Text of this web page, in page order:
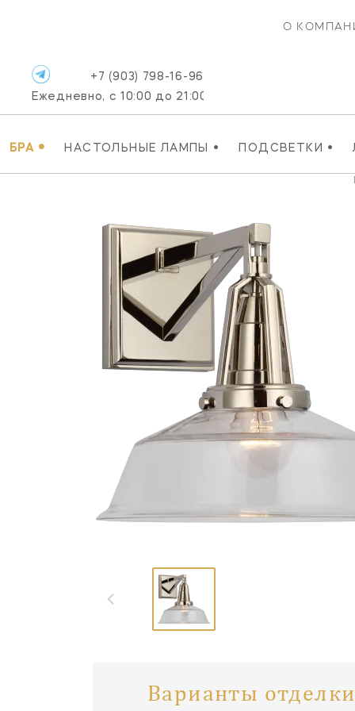
О
БРА • НАСТОЛЬНЫЕ ЛАМПЫ • ПОДСВЕТКИ •
+7 (903) 798-16-96
Ежедневно, с 10:00 до 21:00
Варианты